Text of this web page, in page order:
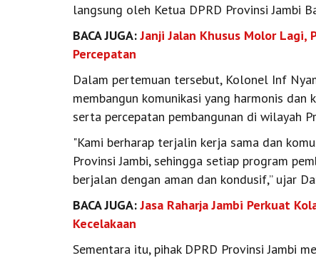
langsung oleh Ketua DPRD Provinsi Jambi
BACA JUGA:Janji Jalan Khusus Molor Lagi,
Percepatan
Dalam pertemuan tersebut, Kolonel Inf
membangun komunikasi yang harmonis
serta percepatan pembangunan di wilayah
"Kami berharap terjalin kerja sama dan
Provinsi Jambi, sehingga setiap program
berjalan dengan aman dan kondusif,” ujar
BACA JUGA:Jasa Raharja Jambi Perkuat
Kecelakaan
Sementara itu, pihak DPRD Provinsi Jambi